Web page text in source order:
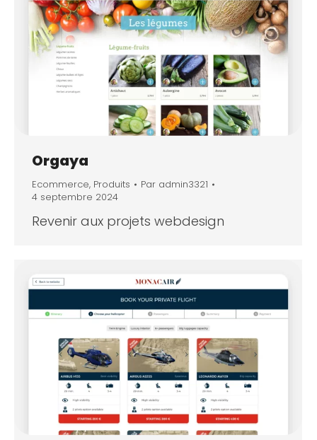
Orgaya
Ecommerce, Produits Par admin3321
4 septembre 2024
Revenir aux projets webdesign